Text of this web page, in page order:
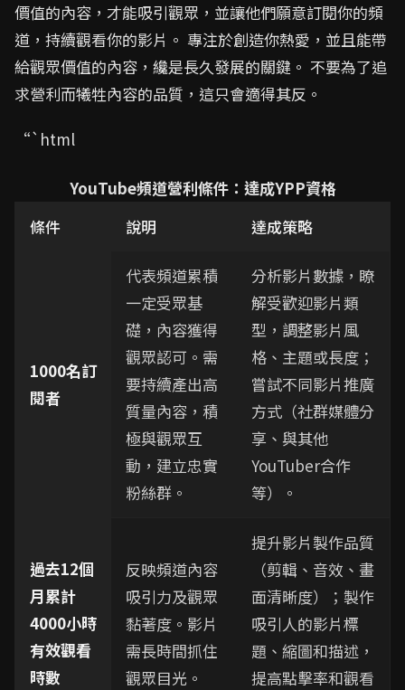
價值的內容，才能吸引觀眾，並讓他們願意訂閱你的頻
道，持續觀看你的影片。 專注於創造你熱愛，並且能帶
給觀眾價值的內容，纔是長久發展的關鍵。 不要為了追
求營利而犧牲內容的品質，這只會適得其反。
“`html
YouTube頻道營利條件：達成YPP資格
條件
說明 達成策略
1000名訂
閱者
代表頻道累積
一定受眾基
礎，內容獲得
觀眾認可。需
要持續產出高
質量內容，積
極與觀眾互
動，建立忠實
粉絲群。
分析影片數據，瞭
解受歡迎影片類
型，調整影片風
格、主題或長度；
嘗試不同影片推廣
方式（社群媒體分
享、與其他
YouTuber合作
等）。
過去12個
月累計
4000小時
有效觀看
時數
反映頻道內容
吸引力及觀眾
黏著度。影片
需長時間抓住
觀眾目光。
提升影片製作品質
（剪輯、音效、畫
面清晰度）；製作
吸引人的影片標
題、縮圖和描述，
提高點擊率和觀看